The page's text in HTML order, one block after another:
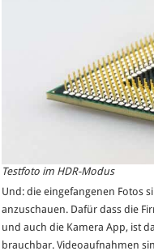
Testfoto im HDR-Modus
Und: die eingefangenen Fotos
anzuschauen. Dafür dass die
und auch die Kamera App, ist
brauchbar. Videoaufnahmen